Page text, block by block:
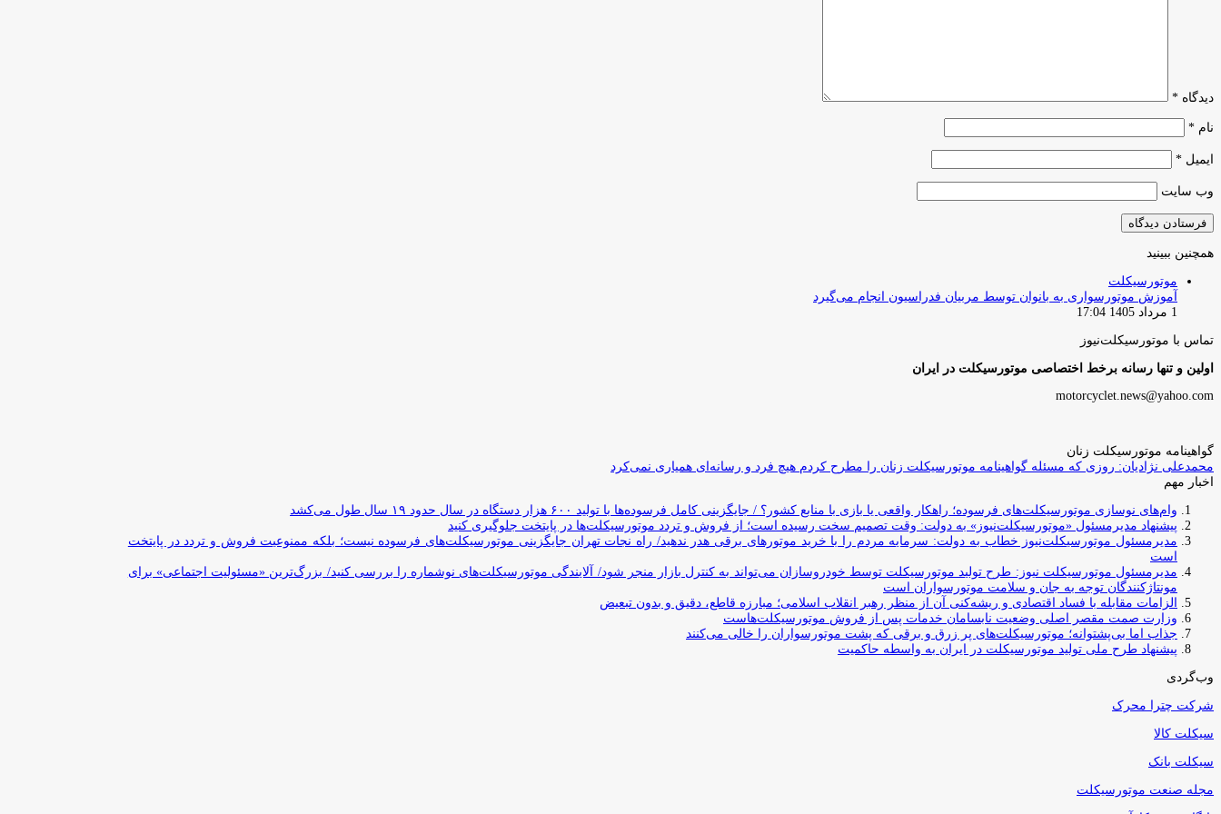
دیدگاه *
نام *
ایمیل *
وب‌ سایت
همچنین ببینید
موتورسیکلت
آموزش موتورسواری به بانوان توسط مربیان فدراسیون انجام می‌گیرد
1 مرداد 1405 17:04
تماس با موتورسیکلت‌نیوز
اولین و تنها رسانه برخط اختصاصی موتورسیکلت در ایران
motorcyclet.news@yahoo.com
گواهینامه موتورسیکلت زنان
محمدعلی نژادیان: روزی که مسئله گواهینامه موتورسیکلت زنان را مطرح کردم هیچ فرد و رسانه‌ای همیاری نمی‌کرد
اخبار مهم
وام‌های نوسازی موتورسیکلت‌های فرسوده؛ راهکار واقعی یا بازی با منابع کشور؟ / جایگزینی کامل فرسوده‌ها با تولید ۶۰۰ هزار دستگاه در سال حدود ۱۹ سال طول می‌کشد
پیشنهاد مدیرمسئول «موتورسیکلت‌نیوز» به دولت: وقت تصمیم سخت رسیده است؛ از فروش و تردد موتورسیکلت‌ها در پایتخت جلوگیری کنید
مدیرمسئول موتورسیکلت‌نیوز خطاب به دولت: سرمایه مردم را با خرید موتورهای برقی هدر ندهید/ راه نجات تهران جایگزینی موتورسیکلت‌های فرسوده نیست؛ بلکه ممنوعیت فروش و تردد در پایتخت
است
مدیرمسئول موتورسیکلت نیوز: طرح تولید موتورسیکلت توسط خودروسازان می‌تواند به کنترل بازار منجر شود/ آلایندگی موتورسیکلت‌های نوشماره را بررسی کنید/ بزرگ‌ترین «مسئولیت اجتماعی» برای
مونتاژکنندگان توجه به جان و سلامت موتورسواران است
الزامات مقابله با فساد اقتصادی و ریشه‌کنی آن از منظر رهبر انقلاب اسلامی؛ مبارزه قاطع، دقیق و بدون تبعیض
وزارت صمت مقصر اصلی وضعیت نابسامان خدمات پس از فروش موتورسیکلت‌هاست
جذاب اما بی‌پشتوانه؛ موتورسیکلت‌های پر زرق‌ و برقی که پشت موتورسواران را خالی می‌کنند
پیشنهاد طرح ملی تولید موتورسیکلت در ایران به واسطه حاکمیت
وب‌گردی
شرکت چترا محرک
سیکلت کالا
سیکلت بانک
مجله صنعت موتورسیکلت